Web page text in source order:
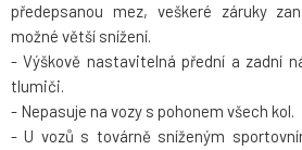
předepsanou mez, veškeré záruky
možné větší snížení.
- Výškově nastavitelná přední a zadní
tlumiči.
- Nepasuje na vozy s pohonem všech kol.
- U vozů s továrně sníženým